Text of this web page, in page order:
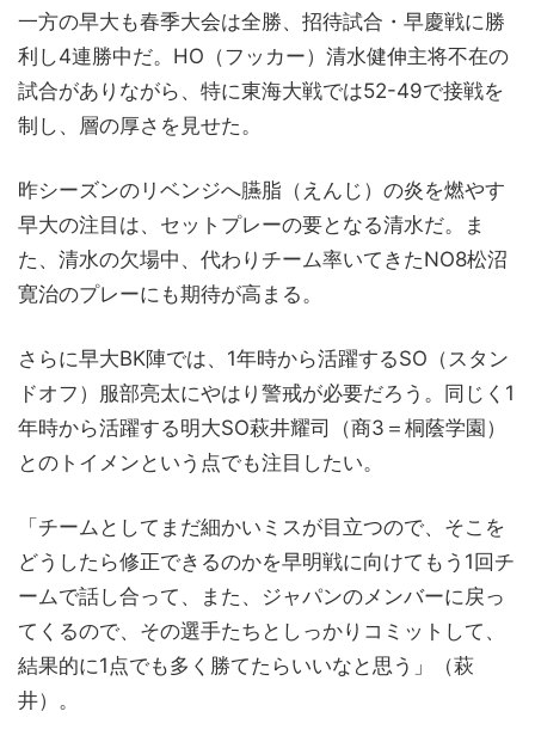
一方の早大も春季大会は全勝、招待試合・早慶戦に勝
利し4連勝中だ。HO（フッカー）清水健伸主将不在の
試合がありながら、特に東海大戦では52-49で接戦を
制し、層の厚さを見せた。
昨シーズンのリベンジへ臙脂（えんじ）の炎を燃やす
早大の注目は、セットプレーの要となる清水だ。ま
た、清水の欠場中、代わりチーム率いてきたNO8松沼
寛治のプレーにも期待が高まる。
さらに早大BK陣では、1年時から活躍するSO（スタン
ドオフ）服部亮太にやはり警戒が必要だろう。同じく1
年時から活躍する明大SO萩井耀司（商3＝桐蔭学園）
とのトイメンという点でも注目したい。
「チームとしてまだ細かいミスが目立つので、そこを
どうしたら修正できるのかを早明戦に向けてもう1回チ
ームで話し合って、また、ジャパンのメンバーに戻っ
てくるので、その選手たちとしっかりコミットして、
結果的に1点でも多く勝てたらいいなと思う」（萩
井）。